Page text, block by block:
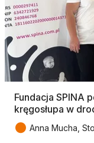
Fundacja SPINA
kręgosłupa w
● Anna Mucha,